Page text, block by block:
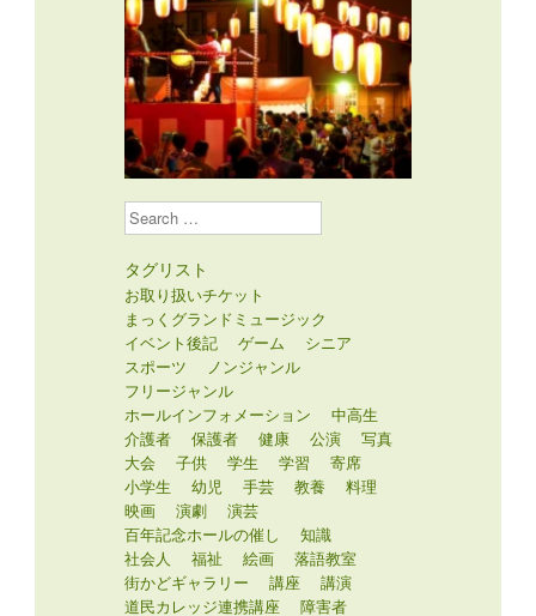
Search
タグリスト
お取り扱いチケット
まっくグランドミュージック
イベント後記
ゲーム
シニア
スポーツ
ノンジャンル
フリージャンル
ホールインフォメーション
中高生
介護者
保護者 健康 公演
写真
大会
子供 学生 学習
寄席
小学生
幼児 手芸 教養
料理
映画
演劇
演芸
百年記念ホールの催し
知識
社会人
福祉 絵画
落語教室
街かどギャラリー
講座
講演
道民カレッジ連携講座
障害者